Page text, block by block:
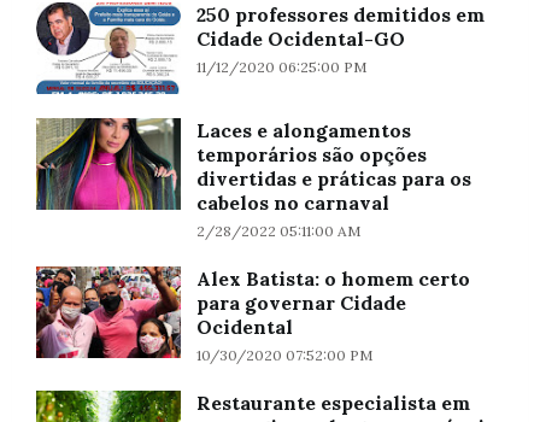
250 professores demitidos em
Cidade Ocidental-GO
11/12/2020 06:25:00 PM
Laces e alongamentos
temporários são opções
divertidas e práticas para os
cabelos no carnaval
2/28/2022 05:11:00 AM
Alex Batista: o homem certo
para governar Cidade
Ocidental
10/30/2020 07:52:00 PM
Restaurante especialista em